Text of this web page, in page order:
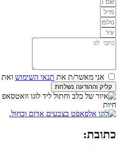
אני מאשר/ת את תנאי השימוש ואת
קליק וההודעה נשלחת
כתובת: